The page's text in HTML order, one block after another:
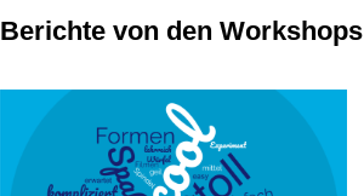
Berichte von den Workshops